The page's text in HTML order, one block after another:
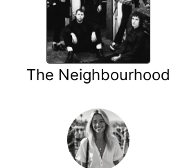
The Neighbourhood